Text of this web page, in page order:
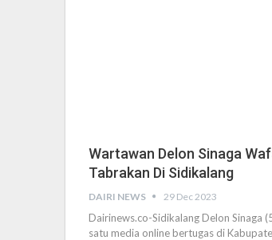
Wartawan Delon Sinaga
Tabrakan Di Sidikalang
DAIRI NEWS 29 Dec 2023
Dairinews.co-Sidikalang Delon Sinaga
satu media online bertugas di